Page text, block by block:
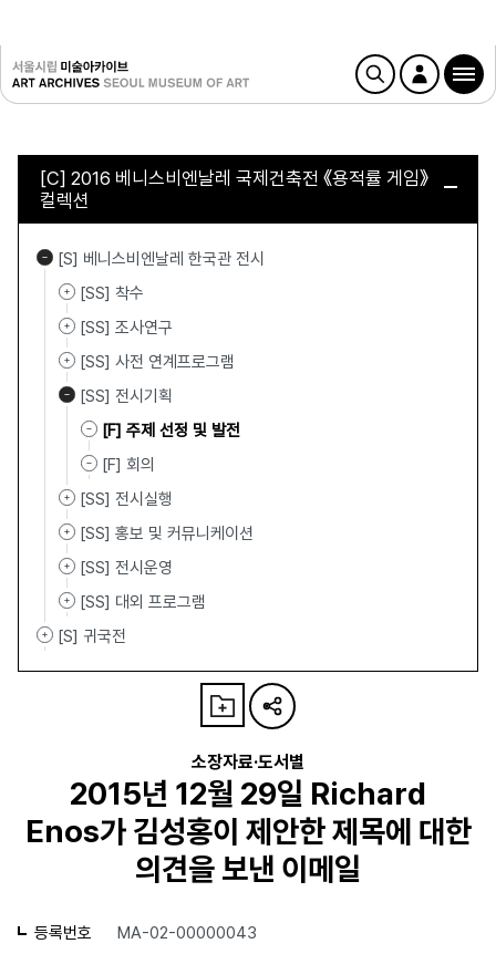
[C] 2016 베니스비엔날레 국제건축전 《용적률 게임》
컬렉션
[S] 베니스비엔날레 한국관 전시
[SS] 착수
[SS] 조사연구
[SS] 사전 연계프로그램
[SS] 전시기획
[F] 주제 선정 및 발전
[F] 회의
[SS] 전시실행
[SS] 홍보 및 커뮤니케이션
[SS] 전시운영
[SS] 대외 프로그램
[S] 귀국전
소장자료·도서별
2015년 12월 29일 Richard
Enos가 김성홍이 제안한 제목에 대한
의견을 보낸 이메일
등록번호 MA-02-00000043